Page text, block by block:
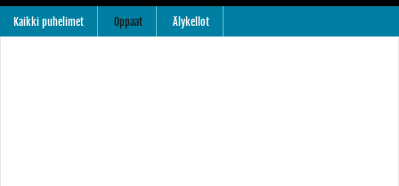
Kaikki puhelimet Oppaat Älykellot